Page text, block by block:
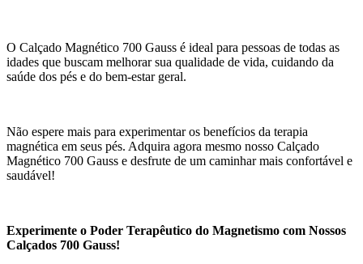
O Calçado Magnético 700 Gauss é ideal para pessoas de todas as
idades que buscam melhorar sua qualidade de vida, cuidando da
saúde dos pés e do bem-estar geral.
Não espere mais para experimentar os benefícios da terapia
magnética em seus pés. Adquira agora mesmo nosso Calçado
Magnético 700 Gauss e desfrute de um caminhar mais confortável e
saudável!
Experimente o Poder Terapêutico do Magnetismo com Nossos
Calçados 700 Gauss!